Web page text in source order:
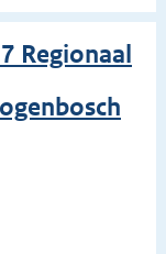
Regionaal